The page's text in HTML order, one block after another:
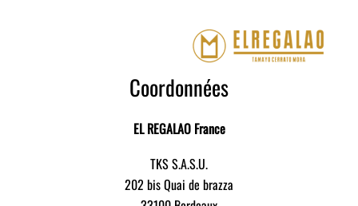
Coordonnées
EL REGALAO France
TKS S.A.S.U.
202 bis Quai de brazza